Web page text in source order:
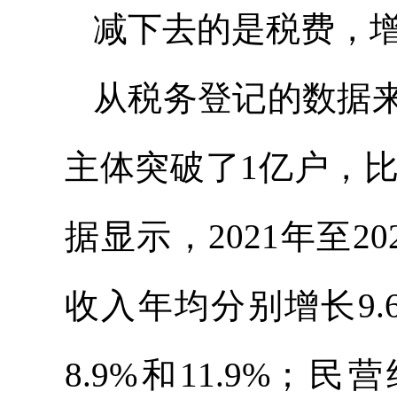
减下去的是税费，
从税务登记的数据
主体突破了1亿户，
据显示，2021年至
收入年均分别增长
8.9%和11.9%；民